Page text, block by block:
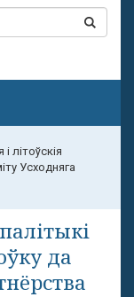
літоўскія
Усходняга
да